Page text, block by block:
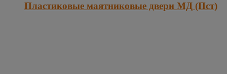
Пластиковые маятниковые двери МД (Пст)